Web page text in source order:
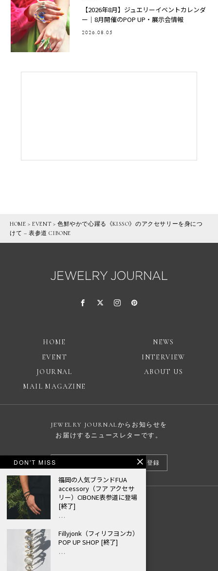
【2026年8月】ジュエリーイベントカレンダ
ー｜8月開催のPOP UP・展示会情報
2026.08.05
HOME >EVENT >色鮮やかで心躍る《KISSO》のアクセサリーを身につ
けて – 表参道 CIBONE
HOME
NEWS
EVENT
INTERVIEW
JOURNAL
ABOUT US
MAIL MAGAZINE
JEWELRY JOURNALからお知らせを
お届けするニュースレターです。
登録
© JEWELRY JOURNAL
DON'T MISS
福岡の人気ブランドFUA
accessory（フア アクセサ
リー）CIBONE表参道に登場
[終了]
…
Fillyjonk（フィリフヨンカ）
POP UP SHOP [終了]
…